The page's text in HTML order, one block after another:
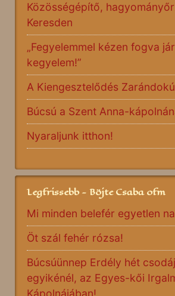
Közösségépítő,
Keresden
„Fegyelemmel kézen fogva
kegyelem!”
A Kiengesztelődés
Búcsú a Szent Anna-
Nyaraljunk itthon!
Legfrissebb - Böjte Csaba ofm
Mi minden belefér egyetlen
Öt szál fehér rózsa!
Búcsúünnep Erdély hét
egyikénél, az Egyes-kői